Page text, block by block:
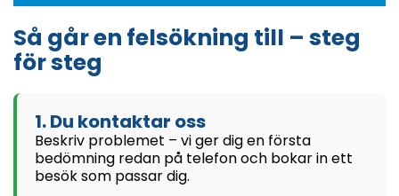
Så går en felsökning till – steg
för steg
1. Du kontaktar oss
Beskriv problemet – vi ger dig en första
bedömning redan på telefon och bokar in ett
besök som passar dig.